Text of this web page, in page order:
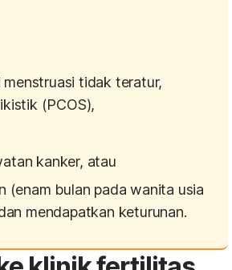
tidak teratur,
(PCOS),
kanker, atau
(enam bulan pada wanita usia
mendapatkan keturunan.